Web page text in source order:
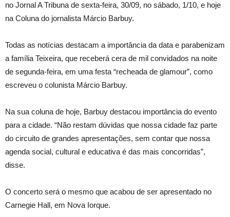
no Jornal A Tribuna de sexta-feira, 30/09, no sábado, 1/10, e hoje
na Coluna do jornalista Márcio Barbuy.
Todas as notícias destacam a importância da data e parabenizam
a família Teixeira, que receberá cera de mil convidados na noite
de segunda-feira, em uma festa “recheada de glamour”, como
escreveu o colunista Márcio Barbuy.
Na sua coluna de hoje, Barbuy destacou importância do evento
para a cidade. “Não restam dúvidas que nossa cidade faz parte
do circuito de grandes apresentações, sem contar que nossa
agenda social, cultural e educativa é das mais concorridas”,
disse.
O concerto será o mesmo que acabou de ser apresentado no
Carnegie Hall, em Nova Iorque.